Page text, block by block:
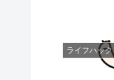
ライフハック